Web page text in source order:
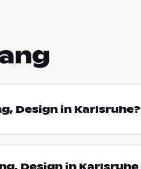
Design in Karlsruhe?